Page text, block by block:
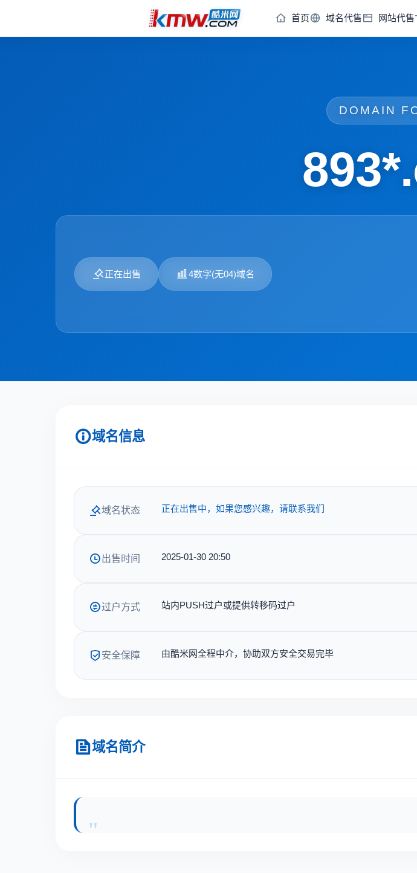
首页 域名代售 网站代售
DOMAIN
正在出售 4数字(无04)域名
域名信息
域名状态 正在出售中，如果您感兴趣，请联系我们
出售时间 2025-01-30 20:50
过户方式 站内PUSH过户或提供转移码过户
安全保障 由酷米网全程中介，协助双方安全交易完毕
域名简介